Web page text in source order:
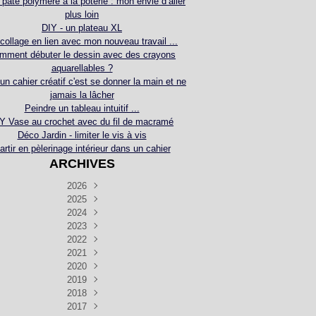
plus loin
DIY - un plateau XL
en lien avec mon nouveau travail ...
débuter le dessin avec des crayons
aquarellables ?
cahier créatif c'est se donner la main et ne
jamais la lâcher
Peindre un tableau intuitif ...
Vase au crochet avec du fil de macramé
Déco Jardin - limiter le vis à vis
en pèlerinage intérieur dans un cahier
ARCHIVES
2026
Juillet(5)
Juin
(4)
Mai
(3)
Avril
(3)
Mars
(3)
Janvier(1)
2025
Décembre
Novembre
Octobre
Septembre
Août
(1)
Juillet(2)
Juin
(1)
Mai
(1)
2024
Décembre
Novembre
Octobre
Septembre
Août
(2)
Juillet(4)
Juin
(4)
2023
Décembre
Novembre
Octobre
Septembre
Août
(2)
Juillet(1)
2022
Décembre
Novembre
Octobre
Septembre
Août
(4)
2021
Décembre
Novembre
Septembre
Août
(2)
2020
Décembre
Novembre
Octobre
2019
Décembre
Novembre
2018
Décembre
2017